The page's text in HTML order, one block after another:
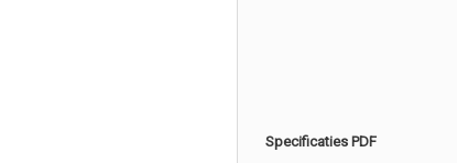
Specificaties PDF